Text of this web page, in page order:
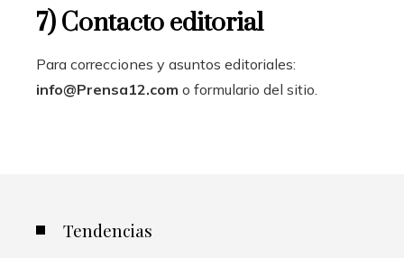
7) Contacto editorial
Para correcciones y asuntos editoriales:
info@Prensa12.com o formulario del sitio.
Tendencias